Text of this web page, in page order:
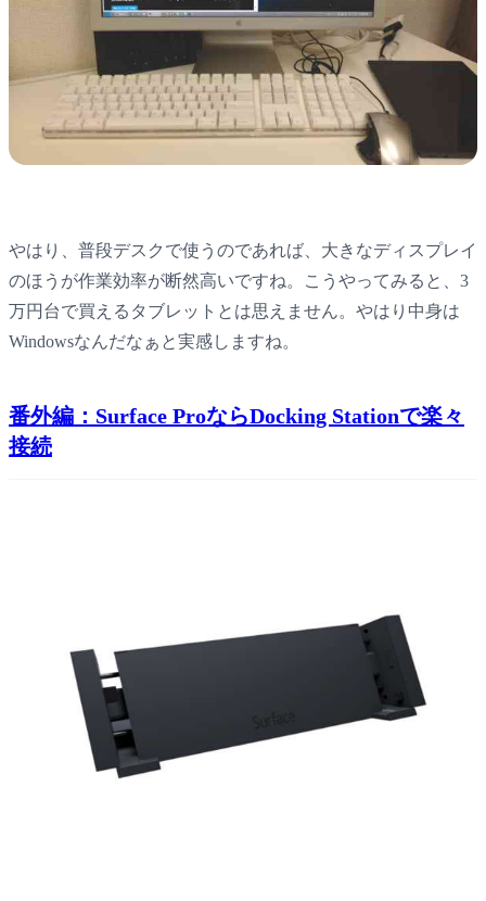
やはり、普段デスクで使うのであれば、大きなディスプレイ
のほうが作業効率が断然高いですね。こうやってみると、3
万円台で買えるタブレットとは思えません。やはり中身は
Windowsなんだなぁと実感しますね。
番外編：Surface ProならDocking Stationで楽々
接続